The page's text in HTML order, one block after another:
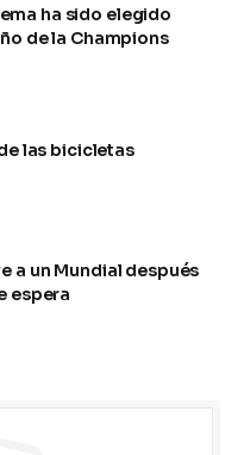
ha sido elegido
de la Champions
las bicicletas
a un Mundial después
espera